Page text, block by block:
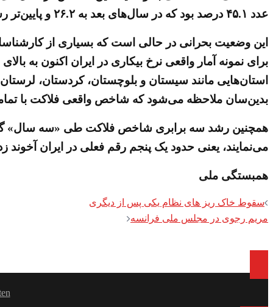
عدد ۴۵.۱ درصد بود که در سال‌های بعد به ۲۶.۲ و پایین‌تر رسید؛ اما در سال ۹۷ دوباره بالا رفت».
این وضعیت بحرانی در حالی است که بسیاری از
استان‌هایی مانند سیستان و بلوچستان، کردستان، لرستان، ایلام،
بدین‌سان ملاحظه می‌شود که شاخص واقعی فلاکت با
می‌نمایند، یعنی حدود یک پنجم رقم فعلی در ایران آخوند
همبستگی ملی
Post
سقوط خاک ریز های نظام یکی پس از دیگری
مریم رجوی در مجلس ملی فرانسه